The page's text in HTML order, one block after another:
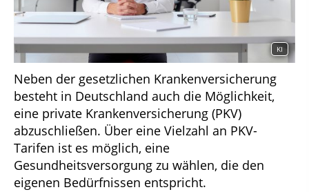
KI
Neben der gesetzlichen Krankenversicherung
besteht in Deutschland auch die Möglichkeit,
eine private Krankenversicherung (PKV)
abzuschließen. Über eine Vielzahl an PKV-
Tarifen ist es möglich, eine
Gesundheitsversorgung zu wählen, die den
eigenen Bedürfnissen entspricht.